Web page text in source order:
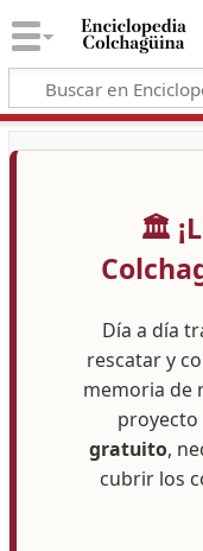
🏛️
Día a día
rescatar y
memoria de
proyecto
gratuito,
cubrir los